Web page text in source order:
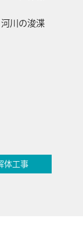
川の浚渫
体工事